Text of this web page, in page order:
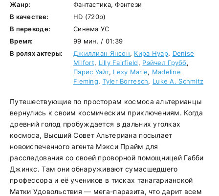
Жанр:
Фантастика, Фэнтези
В качестве:
HD (720p)
В переводе:
Синема УС
Время:
99 мин. / 01:39
В ролях актеры:
Джиллиан Янсон, Кира Нуар, Denise
Milfort, Lilly Fairfield, Рэйчел Грубб,
Пэрис Уайт, Lexy Marie, Madeline
Fleming, Tyler Borresch, Luke A. Schmitz
Путешествующие по просторам космоса альтерианцы
вернулись к своим космическим приключениям. Когда
древний голод пробуждается в дальних уголках
космоса, Высший Совет Альтериана посылает
новоиспеченного агента Мэкси Прайм для
расследования со своей проворной помощницей Габби
Джинкс. Там они обнаруживают сумасшедшего
профессора и её учеников в тисках танагарианской
Матки Удовольствия — мега-паразита, что дарит всем